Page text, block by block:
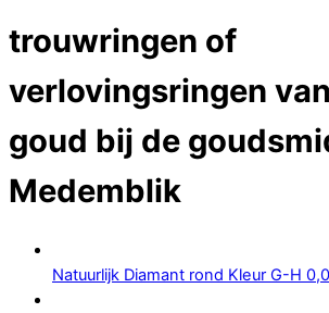
trouwringen of
verlovingsringen
goud bij de
Medemblik
Natuurlijk Diamant rond Kleur G-H